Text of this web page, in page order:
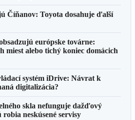
Číňanov: Toyota dosahuje ďalší
európske továrne:
miest alebo tichý koniec domácich
systém iDrive: Návrat k
digitalizácia?
skla nefunguje dažďový
neskúsené servisy